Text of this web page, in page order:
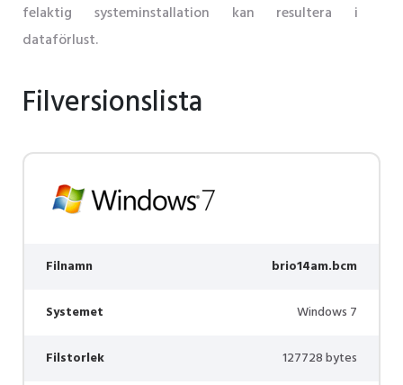
felaktig systeminstallation kan resultera i
dataförlust.
Filversionslista
Filnamn brio14am.bcm
Systemet Windows 7
Filstorlek 127728 bytes